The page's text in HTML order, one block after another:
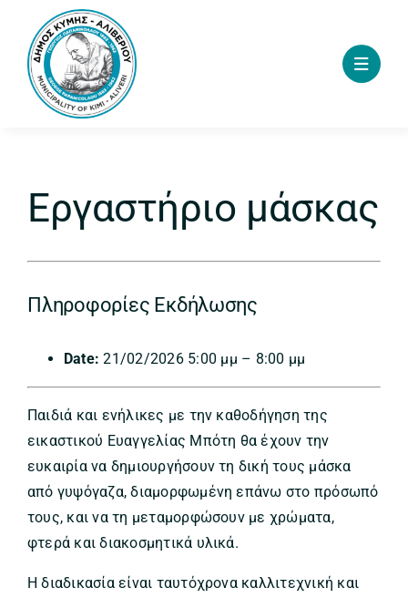
content
Εργαστήριο μάσκας
Πληροφορίες Εκδήλωσης
Date: 21/02/2026 5:00 μμ – 8:00 μμ
Παιδιά και ενήλικες με την καθοδήγηση της
εικαστικού Ευαγγελίας Μπότη θα έχουν την
ευκαιρία να δημιουργήσουν τη δική τους μάσκα
από γυψόγαζα, διαμορφωμένη επάνω στο πρόσωπό
τους, και να τη μεταμορφώσουν με χρώματα,
φτερά και διακοσμητικά υλικά.
Η διαδικασία είναι ταυτόχρονα καλλιτεχνική και